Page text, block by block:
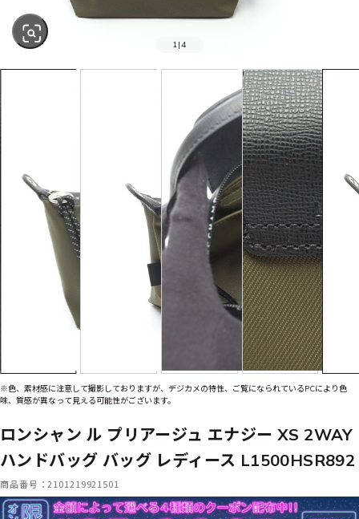
SOLD OUT
1 |4
※色、素材感に注意して撮影しておりますが、デジカメの特性、ご覧になられているPCにより色
味、質感が異なって見える可能性がございます。
ロンシャン ル プリアージュ エナジー XS 2WAY
ハンドバッグ バッグ レディース L1500HSR892
商品番号：2101219921501